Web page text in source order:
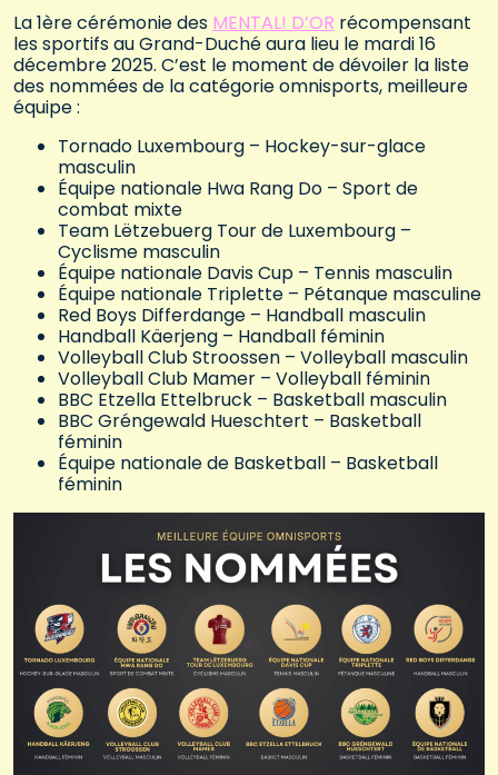
La 1ère cérémonie des MENTAL! D’OR récompensant
les sportifs au Grand-Duché aura lieu le mardi 16
décembre 2025. C’est le moment de dévoiler la liste
des nommées de la catégorie omnisports, meilleure
équipe :
Tornado Luxembourg – Hockey-sur-glace
masculin
Équipe nationale Hwa Rang Do – Sport de
combat mixte
Team Lëtzebuerg Tour de Luxembourg –
Cyclisme masculin
Équipe nationale Davis Cup – Tennis masculin
Équipe nationale Triplette – Pétanque masculine
Red Boys Differdange – Handball masculin
Handball Käerjeng – Handball féminin
Volleyball Club Stroossen – Volleyball masculin
Volleyball Club Mamer – Volleyball féminin
BBC Etzella Ettelbruck – Basketball masculin
BBC Gréngewald Hueschtert – Basketball
féminin
Équipe nationale de Basketball – Basketball
féminin